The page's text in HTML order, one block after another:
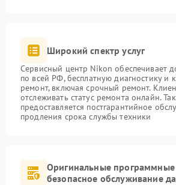
Широкий спектр услуг
Сервисный центр Nikon обеспечивает
по всей РФ, бесплатную диагностику и
ремонт, включая срочный ремонт.
отслеживать статус ремонта онлайн.
предоставляется постгарантийное
продления срока службы техники
Оригинальные
безопасное обслуживание